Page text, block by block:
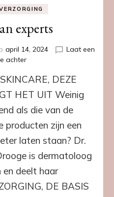
experts
april 14, 2024
Laat een
achterop
van
experts
DEZE
HET UIT Weinig
als die van de
producten zijn een
laten staan? Dr.
is dermatoloog
en deelt haar
DE BASIS